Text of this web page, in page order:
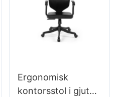
Ergonomisk
kontorsstol i gjuten